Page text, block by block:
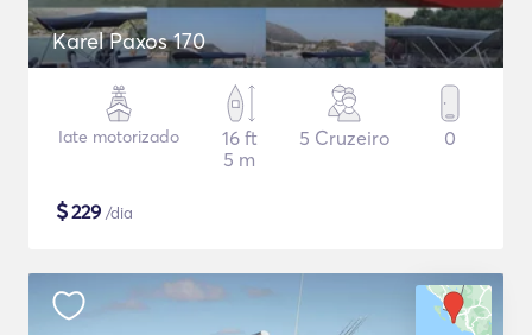
Karel Paxos 170
Iate motorizado
16 ft
5 m
5 Cruzeiro 0
$229 /dia